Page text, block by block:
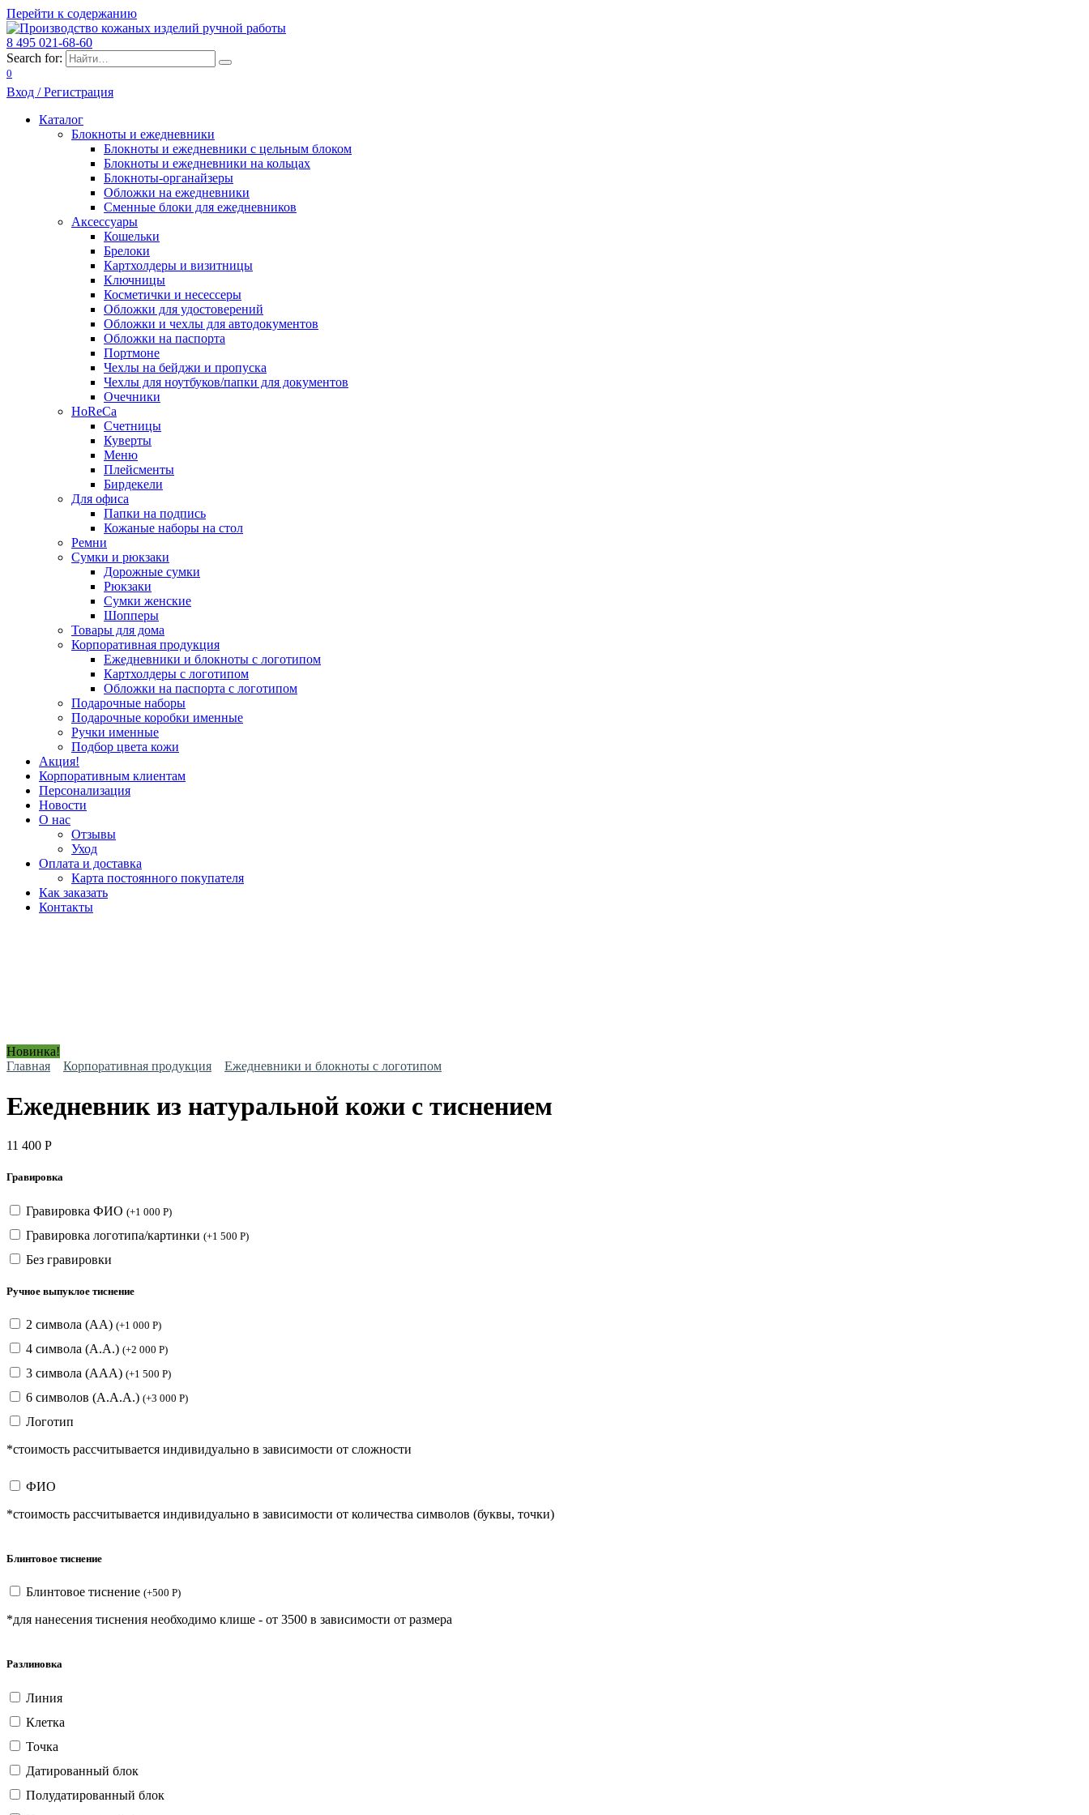
Перейти к содержанию
8 495 021-68-60
Search for:
0
Вход / Регистрация
Каталог
Блокноты и ежедневники
Блокноты и ежедневники с цельным блоком
Блокноты и ежедневники на кольцах
Блокноты-органайзеры
Обложки на ежедневники
Сменные блоки для ежедневников
Аксессуары
Кошельки
Брелоки
Картхолдеры и визитницы
Ключницы
Косметички и несессеры
Обложки для удостоверений
Обложки и чехлы для автодокументов
Обложки на паспорта
Портмоне
Чехлы на бейджи и пропуска
Чехлы для ноутбуков/папки для документов
Очечники
HoReCa
Счетницы
Куверты
Меню
Плейсменты
Бирдекели
Для офиса
Папки на подпись
Кожаные наборы на стол
Ремни
Сумки и рюкзаки
Дорожные сумки
Рюкзаки
Сумки женские
Шопперы
Товары для дома
Корпоративная продукция
Ежедневники и блокноты с логотипом
Картхолдеры с логотипом
Обложки на паспорта с логотипом
Подарочные наборы
Подарочные коробки именные
Ручки именные
Подбор цвета кожи
Акция!
Корпоративным клиентам
Персонализация
Новости
О нас
Отзывы
Уход
Оплата и доставка
Карта постоянного покупателя
Как заказать
Контакты
Новинка!
Главная
Корпоративная продукция Ежедневники и блокноты с логотипом
Ежедневник из натуральной кожи с тиснением
11 400 Р
Гравировка
Гравировка ФИО (+1 000 Р)
Гравировка логотипа/картинки (+1 500 Р)
Без гравировки
Ручное выпуклое тиснение
2 символа (АА) (+1 000 Р)
4 символа (А.А.) (+2 000 Р)
3 символа (ААА) (+1 500 Р)
6 символов (А.А.А.) (+3 000 Р)
Логотип
*стоимость рассчитывается индивидуально в зависимости от сложности
ФИО
*стоимость рассчитывается индивидуально в зависимости от количества символов (буквы, точки)
Блинтовое тиснение
Блинтовое тиснение (+500 Р)
*для нанесения тиснения необходимо клише - от 3500 в зависимости от размера
Разлиновка
Линия
Клетка
Точка
Датированный блок
Полудатированный блок